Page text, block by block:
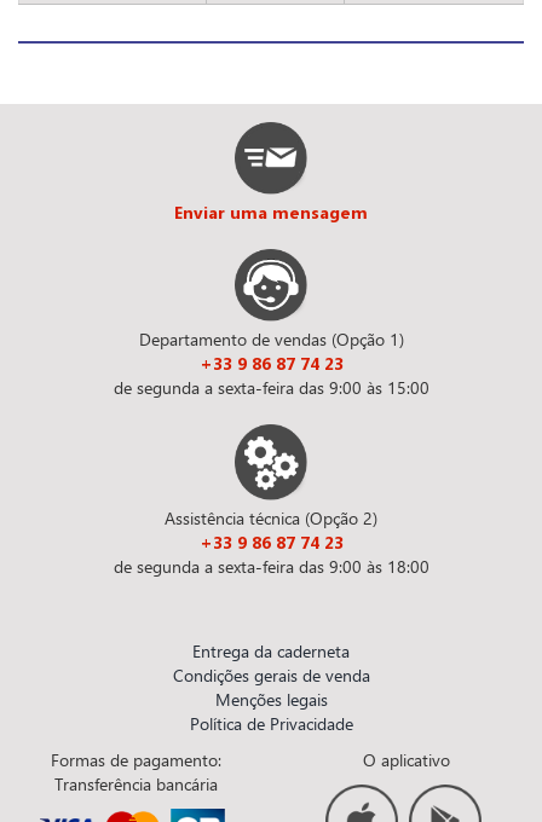
Enviar uma mensagem
Departamento de vendas (Opção 1)
+33 9 86 87 74 23
de segunda a sexta-feira das 9:00 às 15:00
Assistência técnica (Opção 2)
+33 9 86 87 74 23
de segunda a sexta-feira das 9:00 às 18:00
Entrega da caderneta
Condições gerais de venda
Menções legais
Política de Privacidade
Formas de pagamento:
Transferência bancária
O aplicativo